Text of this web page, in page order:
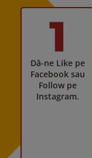
1
Dă-ne Like pe
Facebook sau
Follow pe
Instagram.